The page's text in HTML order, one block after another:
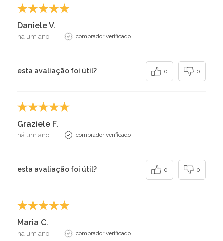
Daniele V.
há um ano comprador verificado
esta avaliação foi útil? 0 0
Graziele F.
há um ano comprador verificado
esta avaliação foi útil? 0 0
Maria C.
há um ano comprador verificado